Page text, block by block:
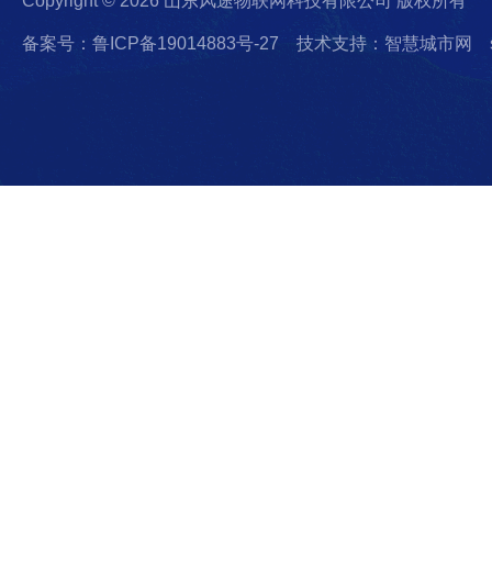
备案号：鲁ICP备19014883号-27 技术支持：智慧城市网